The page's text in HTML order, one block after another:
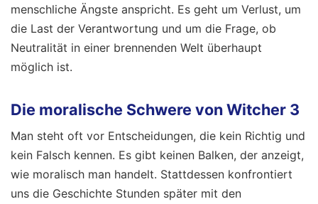
menschliche Ängste anspricht. Es geht um Verlust, um
die Last der Verantwortung und um die Frage, ob
Neutralität in einer brennenden Welt überhaupt
möglich ist.
Die moralische Schwere von Witcher 3
Man steht oft vor Entscheidungen, die kein Richtig und
kein Falsch kennen. Es gibt keinen Balken, der anzeigt,
wie moralisch man handelt. Stattdessen konfrontiert
uns die Geschichte Stunden später mit den